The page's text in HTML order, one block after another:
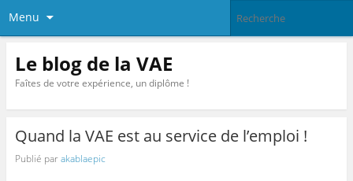
Menu
Le blog de la VAE
Faîtes de votre expérience, un diplôme !
Quand la VAE est au service de l’emploi !
Publié parakablaepic